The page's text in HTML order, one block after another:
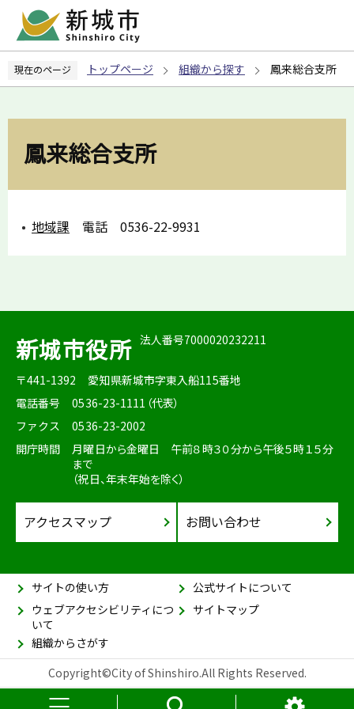
ペ
の
現在のページ トップページ 組織から探す 鳳来総合支所
鳳来総合支所
地域課 電話 0536-22-9931
新城市役所 法人番号7000020232211
〒441-1392
愛知県新城市字東入船115番地
電話番号
0536-23-1111（代表）
ファクス
0536-23-2002
開庁時間
月曜日から金曜日 午前８時３０分から午後５時１５分
まで
（祝日、年末年始を除く）
アクセスマップ お問い合わせ
サイトの使い方
公式サイトについて
ウェブアクセシビリティにつ
いて
サイトマップ
組織からさがす
Copyright©City of Shinshiro.All Rights Reserved.